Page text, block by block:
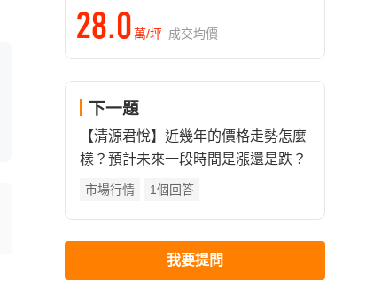
28.0萬/坪 成交均價
下一題
【清源君悅】近幾年的價格走勢怎麼
樣？預計未來一段時間是漲還是跌？
市場行情 1個回答
我要提問